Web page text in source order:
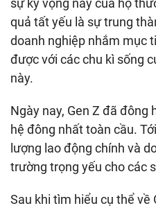
sự kỳ vọng này của họ
quả tất yếu là sự trung
doanh nghiệp nhắm mục
được với các chu kì sống
này.
Ngày nay, Gen Z đã đông
hệ đông nhất toàn cầu.
lượng lao động chính và
trường trọng yếu cho các
Sau khi tìm hiểu cụ thể về